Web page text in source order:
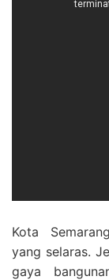
Kota
yang selaras.
gaya